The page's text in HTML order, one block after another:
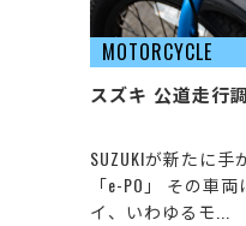
MOTORCYCLE
スズキ 公道走行
SUZUKIが新たに
「e-PO」 その車
イ、いわゆるモ...